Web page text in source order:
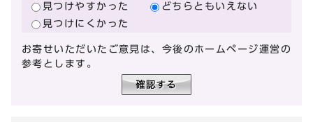
見つけやすかった
どちらともいえない
見つけにくかった
お寄せいただいたご意見は、今後のホームページ運営の
参考とします。